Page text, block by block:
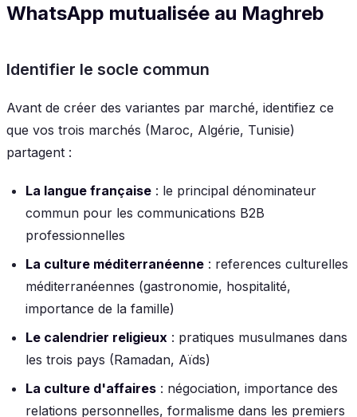
WhatsApp mutualisée au Maghreb
Identifier le socle commun
Avant de créer des variantes par marché, identifiez ce
que vos trois marchés (Maroc, Algérie, Tunisie)
partagent :
La langue française : le principal dénominateur
commun pour les communications B2B
professionnelles
La culture méditerranéenne : references culturelles
méditerranéennes (gastronomie, hospitalité,
importance de la famille)
Le calendrier religieux : pratiques musulmanes dans
les trois pays (Ramadan, Aïds)
La culture d'affaires : négociation, importance des
relations personnelles, formalisme dans les premiers